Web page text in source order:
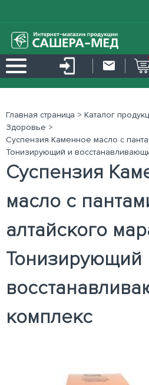
Главная страница > Каталог
Здоровье >
Суспензия Каменное масло с
Тонизирующий и
Суспензия
масло с
алтайского
Тонизирующий
комплекс